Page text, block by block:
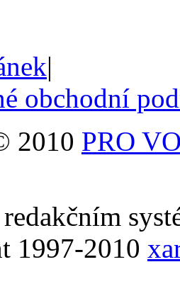
|
obchodní
2010 PRO
1997-2010